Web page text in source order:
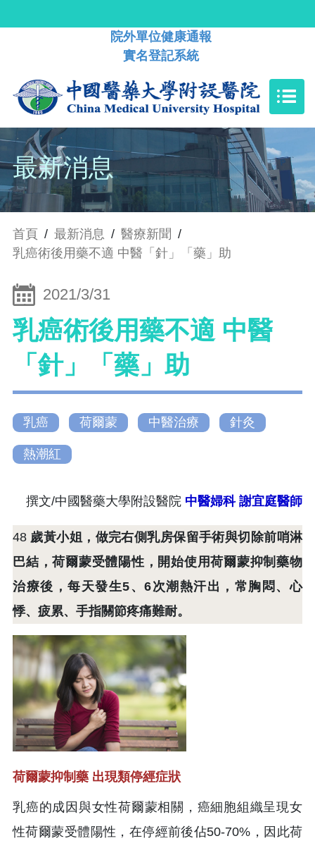
院外單位健康通報
實名登記系統
最新消息
首頁 / 最新消息 / 醫療新聞 /
乳癌術後用藥不適 中醫「針」「藥」助
2021/3/31
乳癌術後用藥不適 中醫
「針」「藥」助
乳癌 荷爾蒙 中醫治療 針灸
熱潮紅
撰文/中國醫藥大學附設醫院 中醫婦科 謝宜庭醫師
48 歲黃小姐，做完右側乳房保留手術與切除前哨淋
巴結，荷爾蒙受體陽性，開始使用荷爾蒙抑制藥物
治療後，每天發生5、6次潮熱汗出，常胸悶、心
悸、疲累、手指關節疼痛難耐。
荷爾蒙抑制藥 出現類停經症狀
乳癌的成因與女性荷爾蒙相關，癌細胞組織呈現女
性荷爾蒙受體陽性，在停經前後佔50-70%，因此荷